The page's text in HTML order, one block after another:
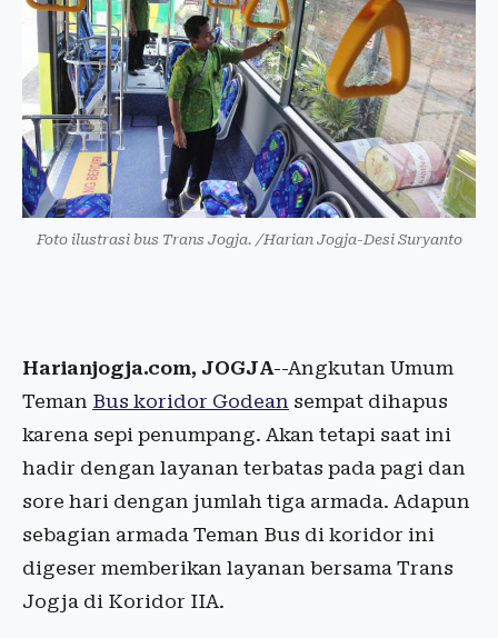
Foto ilustrasi bus Trans Jogja. /Harian Jogja-Desi Suryanto
Harianjogja.com, JOGJA--Angkutan Umum
Teman Bus koridor Godean sempat dihapus
karena sepi penumpang. Akan tetapi saat ini
hadir dengan layanan terbatas pada pagi dan
sore hari dengan jumlah tiga armada. Adapun
sebagian armada Teman Bus di koridor ini
digeser memberikan layanan bersama Trans
Jogja di Koridor IIA.